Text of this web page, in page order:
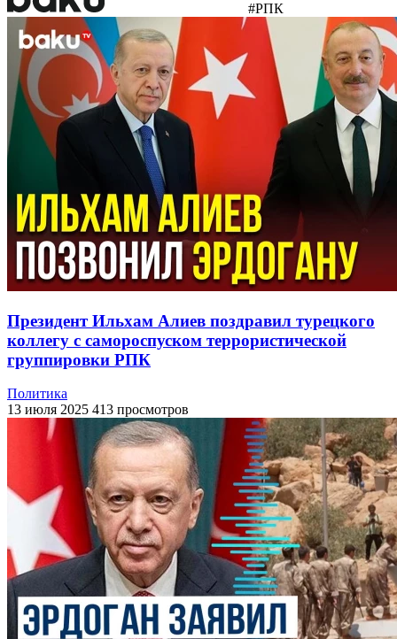
#РПК
Президент Ильхам Алиев поздравил турецкого
коллегу с самороспуском террористической
группировки РПК
Политика
13 июля 2025 413 просмотров